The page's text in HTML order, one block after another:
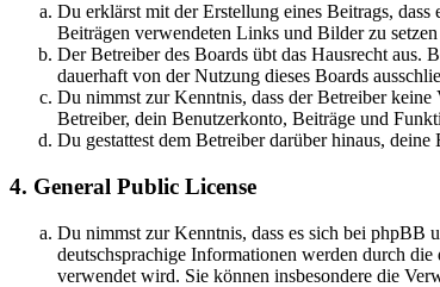
Du erklärst mit der Erstellung eines Beitrags,
Beiträgen verwendeten Links und Bilder zu
Der Betreiber des Boards übt das Hausrecht aus.
dauerhaft von der Nutzung dieses Boards
Du nimmst zur Kenntnis, dass der Betreiber
Betreiber, dein Benutzerkonto, Beiträge und
Du gestattest dem Betreiber darüber hinaus,
4. General Public License
Du nimmst zur Kenntnis, dass es sich bei phpBB
deutschsprachige Informationen werden durch
verwendet wird. Sie können insbesondere die